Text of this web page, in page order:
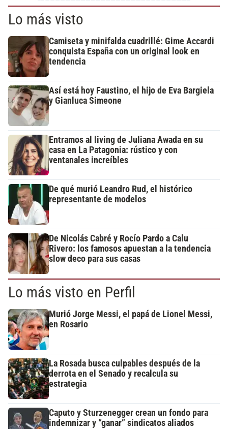
Lo más visto
Camiseta y minifalda cuadrillé: Gime Accardi
conquista España con un original look en
tendencia
Así está hoy Faustino, el hijo de Eva Bargiela
y Gianluca Simeone
Entramos al living de Juliana Awada en su
casa en La Patagonia: rústico y con
ventanales increíbles
De qué murió Leandro Rud, el histórico
representante de modelos
De Nicolás Cabré y Rocío Pardo a Calu
Rivero: los famosos apuestan a la tendencia
slow deco para sus casas
Lo más visto en Perfil
Murió Jorge Messi, el papá de Lionel Messi,
en Rosario
La Rosada busca culpables después de la
derrota en el Senado y recalcula su
estrategia
Caputo y Sturzenegger crean un fondo para
indemnizar y “ganar” sindicatos aliados